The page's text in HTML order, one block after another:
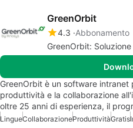
GreenOrbit
4.3 Abbonamento
GreenOrbit:
GreenOrbit è un software
produttività e la collaborazione
oltre 25 anni di esperienza, il
LingueCollaborazioneProduttivitàGratis